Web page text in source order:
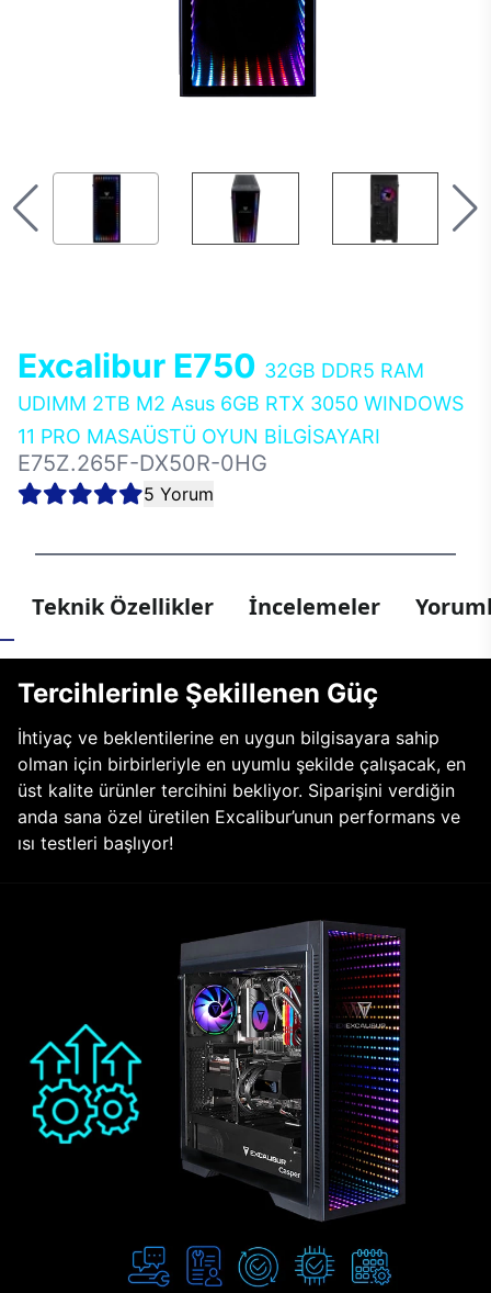
Excalibur E750 32GB DDR5 RAM
UDIMM 2TB M2 Asus 6GB RTX 3050 WINDOWS
11 PRO MASAÜSTÜ OYUN BİLGİSAYARI
E75Z.265F-DX50R-0HG
5 Yorum
Teknik Özellikler İncelemeler
Tercihlerinle Şekillenen Güç
İhtiyaç ve beklentilerine en uygun bilgisayara sahip
olman için birbirleriyle en uyumlu şekilde çalışacak, en
üst kalite ürünler tercihini bekliyor. Siparişini verdiğin
anda sana özel üretilen Excalibur’unun performans ve
ısı testleri başlıyor!